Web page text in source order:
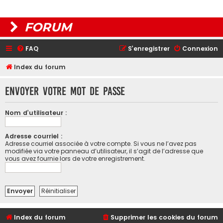
FORUM
FAQ Connexion
S’enregistrer
Index du forum
Envoyer votre mot de passe
Nom d’utilisateur :
Adresse courriel :
Adresse courriel associée à votre compte. Si vous ne l’avez pas
modifiée via votre panneau d’utilisateur, il s’agit de l’adresse que
vous avez fournie lors de votre enregistrement.
Index du forum Supprimer les cookies du forum